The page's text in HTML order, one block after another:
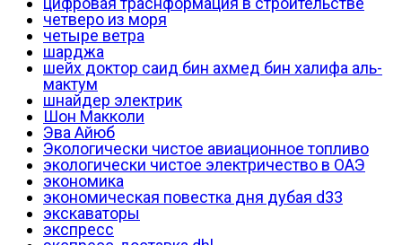
четверо из моря
четыре ветра
шарджа
шейх доктор саид бин ахмед бин халифа аль-
мактум
шнайдер электрик
Шон Макколи
Эва Айюб
Экологически чистое авиационное топливо
экологически чистое электричество в ОАЭ
экономика
экономическая повестка дня дубая d33
экскаваторы
экспресс